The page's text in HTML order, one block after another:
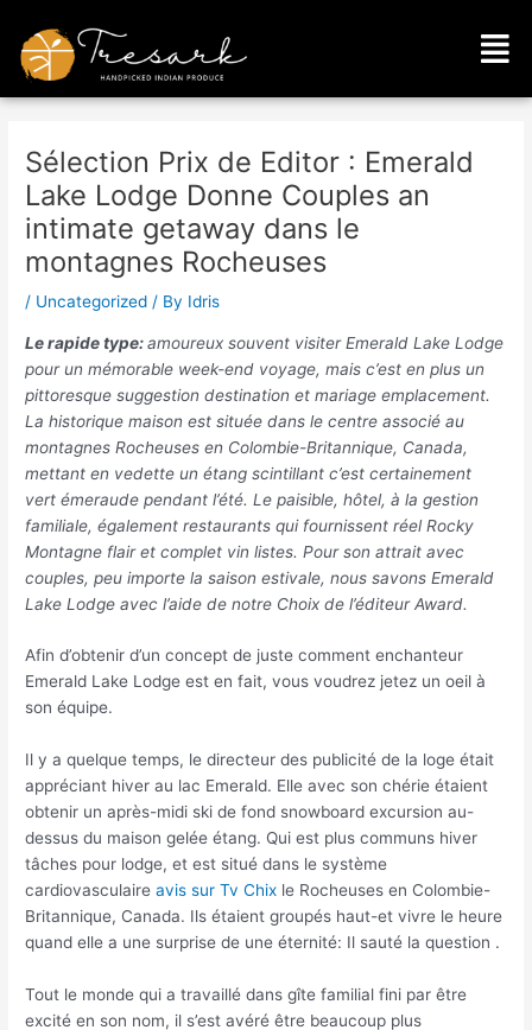
content
Sélection Prix de Editor : Emerald
Lake Lodge Donne Couples an
intimate getaway dans le
montagnes Rocheuses
/ Uncategorized / By Idris
Le rapide type:amoureux souvent visiter Emerald Lake Lodge
pour un mémorable week-end voyage, mais c’est en plus un
pittoresque suggestion destination et mariage emplacement.
La historique maison est située dans le centre associé au
montagnes Rocheuses en Colombie-Britannique, Canada,
mettant en vedette un étang scintillant c’est certainement
vert émeraude pendant l’été. Le paisible, hôtel, à la gestion
familiale, également restaurants qui fournissent réel Rocky
Montagne flair et complet vin listes. Pour son attrait avec
couples, peu importe la saison estivale, nous savons Emerald
Lake Lodge avec l’aide de notre Choix de l’éditeur Award.
Afin d’obtenir d’un concept de juste comment enchanteur
Emerald Lake Lodge est en fait, vous voudrez jetez un oeil à
son équipe.
Il y a quelque temps, le directeur des publicité de la loge était
appréciant hiver au lac Emerald. Elle avec son chérie étaient
obtenir un après-midi ski de fond snowboard excursion au-
dessus du maison gelée étang. Qui est plus communs hiver
tâches pour lodge, et est situé dans le système
cardiovasculaireavis sur Tv Chix le Rocheuses en Colombie-
Britannique, Canada. Ils étaient groupés haut-et vivre le heure
quand elle a une surprise de une éternité: Il sauté la question .
Tout le monde qui a travaillé dans gîte familial fini par être
excité en son nom, il s’est avéré être beaucoup plus
navigation